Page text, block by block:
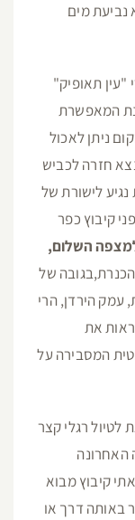
נביעת מים
"עין תאופיק"
המאפשרת
ניתן לאכול
חזרה לכביש
לישורת של
קיבוץ כפר
השלום,
של
עמק הירדן, הרי
את
המסבירה על
לטיול רגלי קצר
האחרונה
קיבוץ מבוא
באותה דרך או